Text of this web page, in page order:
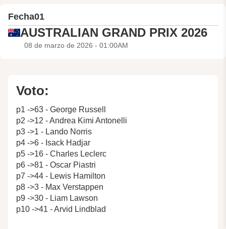
Fecha01
AUSTRALIAN GRAND PRIX 2026
08 de marzo de 2026 - 01:00AM
Voto:
p1 ->63 - George Russell
p2 ->12 - Andrea Kimi Antonelli
p3 ->1 - Lando Norris
p4 ->6 - Isack Hadjar
p5 ->16 - Charles Leclerc
p6 ->81 - Oscar Piastri
p7 ->44 - Lewis Hamilton
p8 ->3 - Max Verstappen
p9 ->30 - Liam Lawson
p10 ->41 - Arvid Lindblad